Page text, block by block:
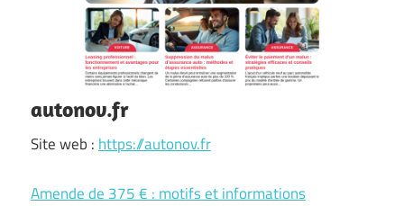
autonov.fr
Site web : https://autonov.fr
Amende de 375 € : motifs et informations